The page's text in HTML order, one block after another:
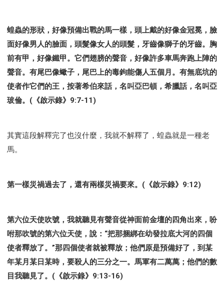
蝗蟲的形狀，好像預備出戰的馬一樣，頭上戴的好像金冠冕，臉
面好像男人的臉面，頭髮像女人的頭髮，牙齒像獅子的牙齒。胸
前有甲，好像鐵甲。它們翅膀的聲音，好像許多車馬奔跑上陣的
聲音。有尾巴像蠍子，尾巴上的毒鉤能傷人五個月。有無底坑的
使者作它們的王，按著希伯來話，名叫亞巴頓，希臘話，名叫亞
玻倫。(《啟示錄》9:7-11)
其實這段解釋完了也沒什麼，我就不解釋了，蝗蟲就是一種老
馬。
第一樣災禍過去了，還有兩樣災禍要來。(《啟示錄》9:12)
第六位天使吹號，我就聽見有聲音從神面前金壇的四角出來，吩
咐那吹號的第六位天使，說：“把那捆綁在幼發拉底大河的四個
使者釋放了。”那四個使者就被釋放；他們原是預備好了，到某
年某月某日某時，要殺人的三分之一。馬軍有二萬萬；他們的數
目我聽見了。(《啟示錄》9:13-16)